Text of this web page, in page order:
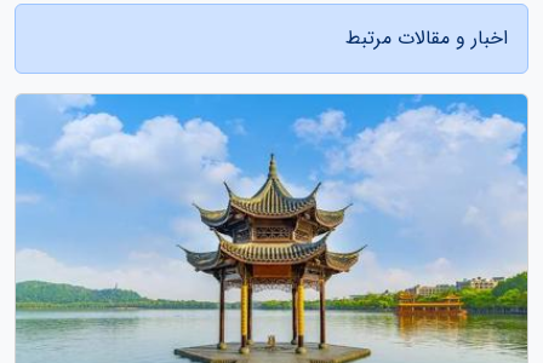
اخبار و مقالات مرتبط